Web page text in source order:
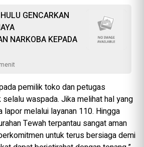
GENCARKAN
NARKOBA KEPADA
pemilik toko dan petugas
selalu waspada. Jika melihat hal yang
lapor melalui layanan 110. Hingga
Tewah terpantau sangat aman
untuk terus bersiaga demi